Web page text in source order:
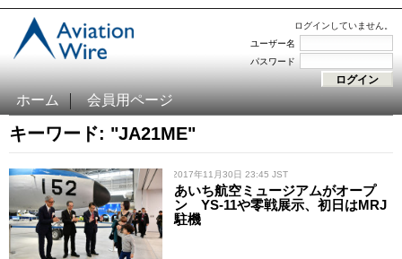
ログインしていません。
ユーザー名
パスワード
ホーム 会員用ページ
キーワード: "JA21ME"
/ 2017年11月30日 23:45 JST
あいち航空ミュージアムがオープ
ン YS-11や零戦展示、初日はMRJ
駐機